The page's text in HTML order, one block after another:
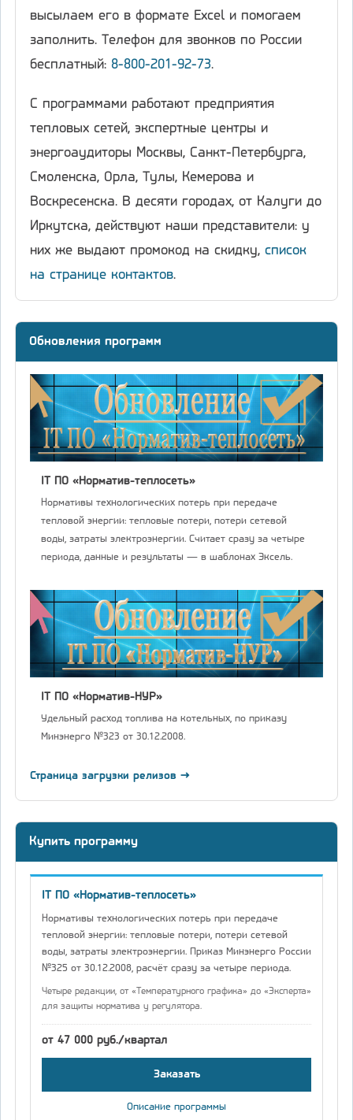
высылаем его в формате Excel и помогаем
заполнить. Телефон для звонков по России
бесплатный: 8-800-201-92-73.
С программами работают предприятия
тепловых сетей, экспертные центры и
энергоаудиторы Москвы, Санкт-Петербурга,
Смоленска, Орла, Тулы, Кемерова и
Воскресенска. В десяти городах, от Калуги до
Иркутска, действуют наши представители: у
них же выдают промокод на скидку, список
на странице контактов.
Обновления программ
IT ПО «Норматив-теплосеть»
Нормативы технологических потерь при передаче
тепловой энергии: тепловые потери, потери сетевой
воды, затраты электроэнергии. Считает сразу за четыре
периода, данные и результаты — в шаблонах Эксель.
IT ПО «Норматив-НУР»
Удельный расход топлива на котельных, по приказу
Минэнерго №323 от 30.12.2008.
Страница загрузки релизов →
Купить программу
IT ПО «Норматив-теплосеть»
Нормативы технологических потерь при передаче
тепловой энергии: тепловые потери, потери сетевой
воды, затраты электроэнергии. Приказ Минэнерго России
№325 от 30.12.2008, расчёт сразу за четыре периода.
Четыре редакции, от «Температурного графика» до «Эксперта»
для защиты норматива у регулятора.
от 47 000 руб./квартал
Заказать
Описание программы